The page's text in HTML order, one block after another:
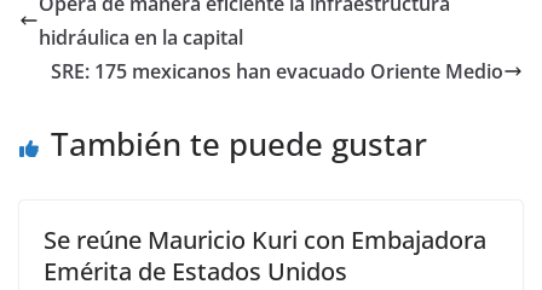
b
o
k
A
p n m
hidráulica en la capital
SRE: 175 mexicanos han evacuado Oriente Medio
También te puede gustar
Se reúne Mauricio Kuri con Embajadora
Emérita de Estados Unidos